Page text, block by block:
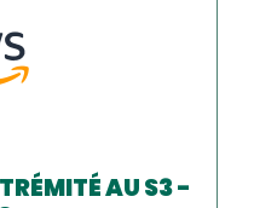
AU S3 -